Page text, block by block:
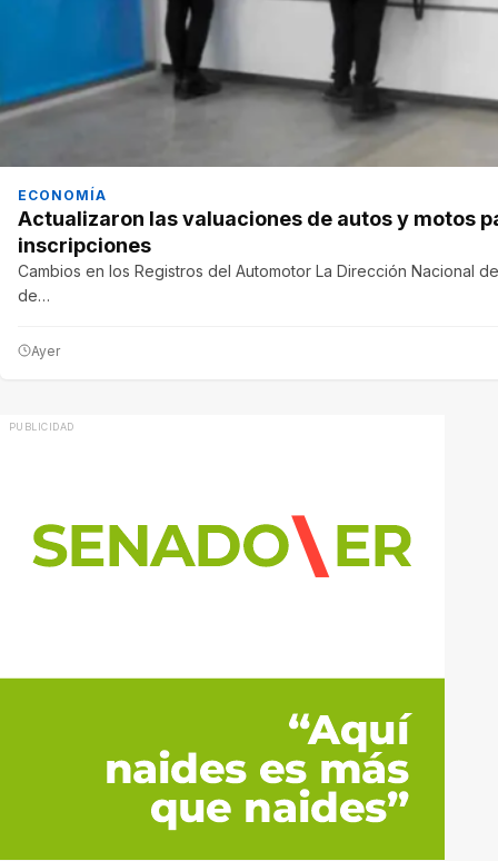
ECONOMÍA
Actualizaron las valuaciones de autos y motos
inscripciones
Cambios en los Registros del Automotor La Dirección Nacional
de…
Ayer